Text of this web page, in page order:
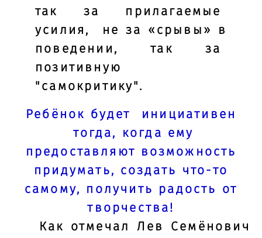
так за прилагаемые
усилия, не за «срывы» в
поведении, так за
позитивную
"самокритику".
Ребёнок будет инициативен
тогда, когда ему
предоставляют возможность
придумать, создать что-то
самому, получить радость от
творчества!
Как отмечал Лев Семёнович